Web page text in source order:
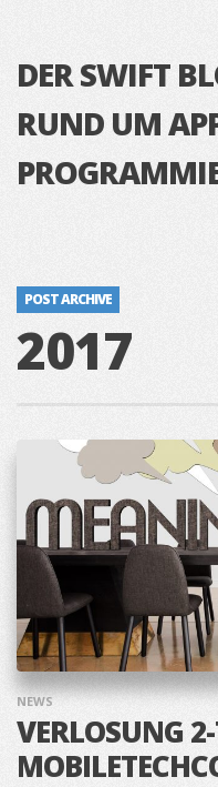
DER SWIFT
RUND UM
POST ARCHIVE
2017
NEWS
VERLOSUNG